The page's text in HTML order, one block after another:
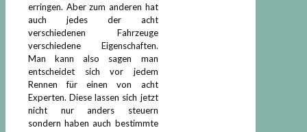
erringen. Aber zum anderen hat
auch jedes der acht
verschiedenen Fahrzeuge
verschiedene Eigenschaften.
Man kann also sagen man
entscheidet sich vor jedem
Rennen für einen von acht
Experten. Diese lassen sich jetzt
nicht nur anders steuern
sondern haben auch bestimmte